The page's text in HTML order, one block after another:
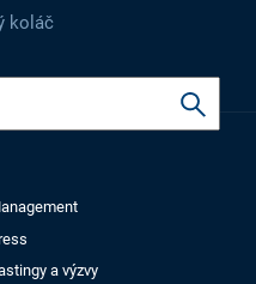
koláč
a výzvy